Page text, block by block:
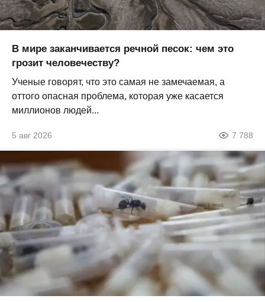
В мире заканчивается речной песок: чем это
грозит человечеству?
Ученые говорят, что это самая не замечаемая, а
оттого опасная проблема, которая уже касается
миллионов людей...
5 авг 2026 7 788